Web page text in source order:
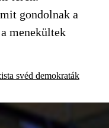
gondolnak a
menekültek
svéd demokraták